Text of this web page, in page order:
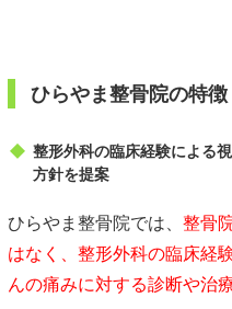
ひらやま整骨院の特徴
整形外科の臨床経験による
方針を提案
ひらやま整骨院では、 整骨
はなく、整形外科の臨床経
んの痛みに対する診断や治